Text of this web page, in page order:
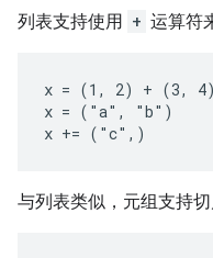
列表支持使用 + 运算符
x = (1, 2) + (3,
x = ("a", "b")
x += ("c",)
与列表类似，元组支持切